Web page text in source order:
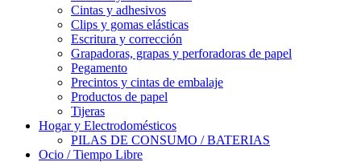
Cintas y adhesivos
Clips y gomas elásticas
Escritura y corrección
Grapadoras, grapas y perforadoras de papel
Pegamento
Precintos y cintas de embalaje
Productos de papel
Tijeras
Hogar y Electrodomésticos
PILAS DE CONSUMO / BATERIAS
Ocio / Tiempo Libre